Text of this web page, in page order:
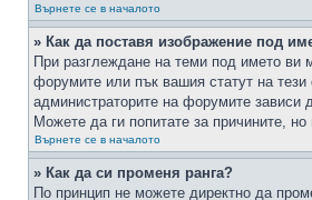
Върнете се в началото
» Как да поставя изображение под
При разглеждане на теми под името ви
форумите или пък вашия статут на
администраторите на форумите зависи
Можете да ги попитате за причините,
Върнете се в началото
» Как да си променя ранга?
По принцип не можете директно да